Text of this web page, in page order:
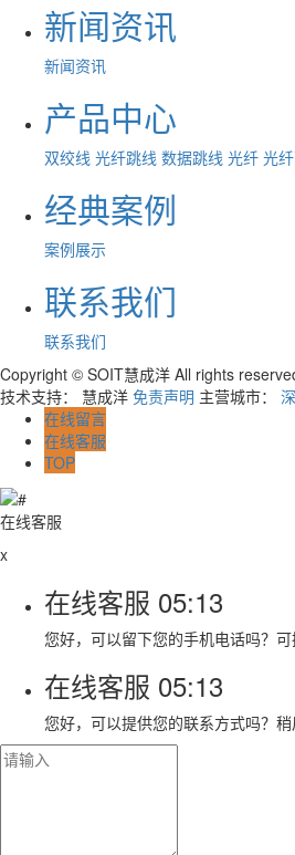
新闻资讯
新闻资讯
产品中心
双绞线 光纤跳线 数据跳线 光纤 光
经典案例
案例展示
联系我们
联系我们
Copyright © SOIT慧成洋 All rights
技术支持： 慧成洋 免责声明 主营城市：
在线留言
在线客服
TOP
在线客服
x
在线客服 05:13
您好，可以留下您的手机电话吗？
在线客服 05:13
您好，可以提供您的联系方式吗？